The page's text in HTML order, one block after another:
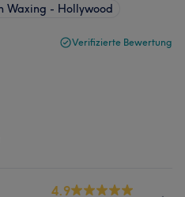
Waxing - Hollywood
Verifizierte Bewertung
4.9